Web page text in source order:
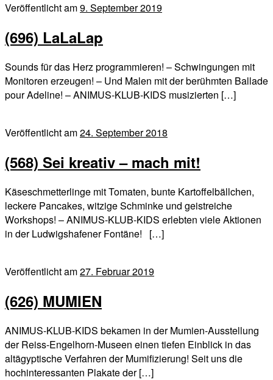
Veröffentlicht am9. September 2019
(696) LaLaLap
Sounds für das Herz programmieren! – Schwingungen mit
Monitoren erzeugen! – Und Malen mit der berühmten Ballade
pour Adeline! – ANIMUS-KLUB-KIDS musizierten […]
Veröffentlicht am24. September 2018
(568) Sei kreativ – mach mit!
Käseschmetterlinge mit Tomaten, bunte Kartoffelbällchen,
leckere Pancakes, witzige Schminke und geistreiche
Workshops! – ANIMUS-KLUB-KIDS erlebten viele Aktionen
in der Ludwigshafener Fontäne! […]
Veröffentlicht am27. Februar 2019
(626) MUMIEN
ANIMUS-KLUB-KIDS bekamen in der Mumien-Ausstellung
der Reiss-Engelhorn-Museen einen tiefen Einblick in das
altägyptische Verfahren der Mumifizierung! Seit uns die
hochinteressanten Plakate der […]